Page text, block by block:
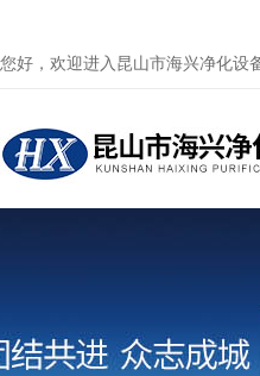
您好，欢迎进入昆山市海兴净化设